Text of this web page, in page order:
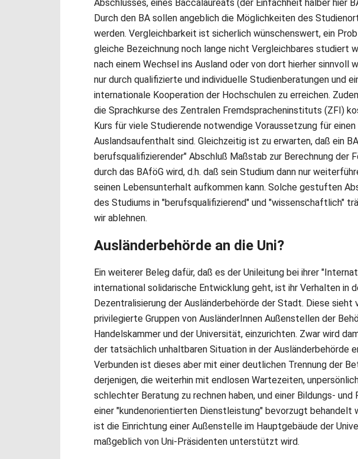
Abschlusses, eines Baccalaureats (der Einfachheit halber hier
Durch den BA sollen angeblich die Möglichkeiten des
werden. Vergleichbarkeit ist sicherlich wünschenswert, ein
gleiche Bezeichnung noch lange nicht Vergleichbares studiert
nach einem Wechsel ins Ausland oder von dort hierher sinnvoll
nur durch qualifizierte und individuelle Studienberatungen und
internationale Kooperation der Hochschulen zu erreichen.
die Sprachkurse des Zentralen Fremdspracheninstituts (ZFI)
Kurs für viele Studierende notwendige Voraussetzung für
Auslandsaufenthalt sind. Gleichzeitig ist zu erwarten, daß ein
berufsqualifizierender" Abschluß Maßstab zur Berechnung der
durch das BAföG wird, d.h. daß sein Studium dann nur
seinen Lebensunterhalt aufkommen kann. Solche gestuften
des Studiums in "berufsqualifizierend" und "wissenschaftlich"
wir ablehnen.
Ausländerbehörde an die Uni?
Ein weiterer Beleg dafür, daß es der Unileitung bei ihrer
international solidarische Entwicklung geht, ist ihr Verhalten in
Dezentralisierung der Ausländerbehörde der Stadt. Diese sieht
privilegierte Gruppen von AusländerInnen Außenstellen der
Handelskammer und der Universität, einzurichten. Zwar wird
der tatsächlich unhaltbaren Situation in der Ausländerbehörde
Verbunden ist dieses aber mit einer deutlichen Trennung der
derjenigen, die weiterhin mit endlosen Wartezeiten,
schlechter Beratung zu rechnen haben, und einer Bildungs- und
einer "kundenorientierten Dienstleistung" bevorzugt behandelt
ist die Einrichtung einer Außenstelle im Hauptgebäude der
maßgeblich von Uni-Präsidenten unterstützt wird.